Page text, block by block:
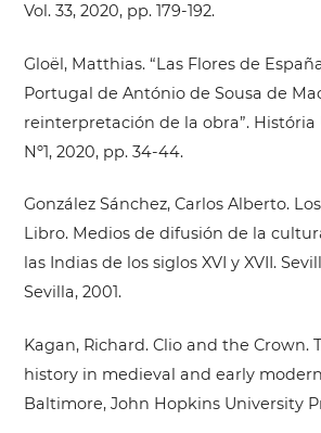
Vol. 33, 2020, pp. 179-192.
Gloël, Matthias. “Las Flores de
Portugal de António de Sousa de
reinterpretación de la obra”. História
Nº1, 2020, pp. 34-44.
González Sánchez, Carlos Alberto.
Libro. Medios de difusión de la
las Indias de los siglos XVI y XVII.
Sevilla, 2001.
Kagan, Richard. Clio and the Crown.
history in medieval and early
Baltimore, John Hopkins University